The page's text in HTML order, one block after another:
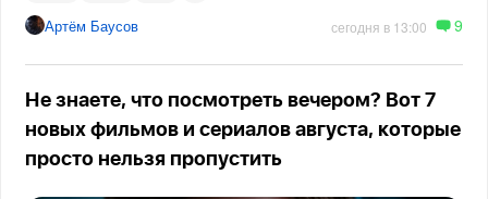
Артём Баусов сегодня в 13:00 9
Не знаете, что посмотреть вечером? Вот 7
новых фильмов и сериалов августа, которые
просто нельзя пропустить